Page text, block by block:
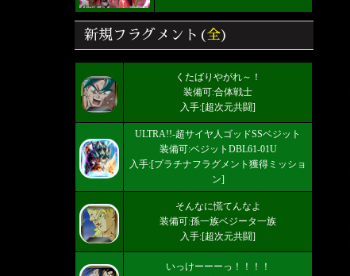
新規フラグメント(全)
くたばりやがれ～！
装備可:合体戦士
入手:[超次元共闘]
ULTRA!!-超サイヤ人ゴッドSSベジット
装備可:ベジットDBL61-01U
入手:[プラチナフラグメント獲得ミッショ
ン]
そんなに慌てんなよ
装備可:孫一族ベジータ一族
入手:[超次元共闘]
いっけーーーっ！！！！